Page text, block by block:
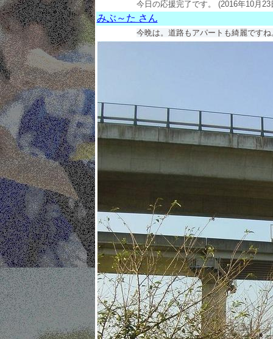
今日の応援完了です。 (2016年10月23
みぶ～た さん
今晩は。道路もアパートも綺麗です